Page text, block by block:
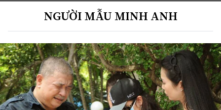
NGƯỜI MẪU MINH ANH